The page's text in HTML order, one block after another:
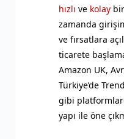
hızlıve kolay
zamanda
ve fırsatlara
ticarete
Amazon UK,
Türkiye’de
gibi
yapı ile öne